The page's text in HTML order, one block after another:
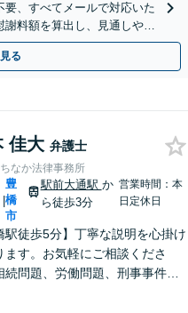
、すべてメールで対応いた
謝料額を算出し、見通しや費
ートします。
る
佳大 弁護士
なか法律事務所
|
豊
橋
市
駅前大通駅 か
ら徒歩3分
営業時間：本
日定休日
駅徒歩5分】丁寧な説明を心掛け
ます。お気軽にご相談くださ
続問題、労働問題、刑事事件そ